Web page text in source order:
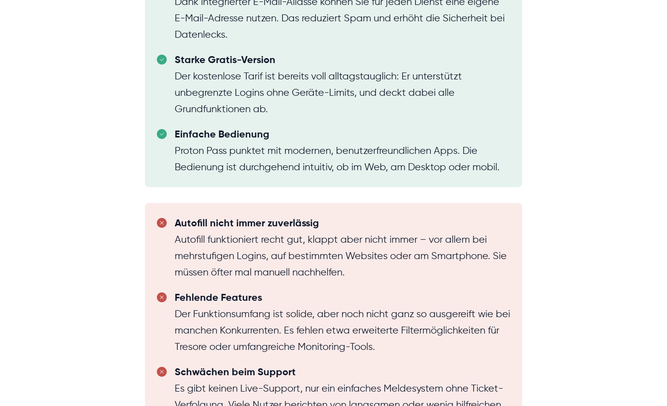
E-Mail-Adresse nutzen. Das reduziert Spam und erhöht die Sicherheit bei
Datenlecks.
Starke Gratis-Version
Der kostenlose Tarif ist bereits voll alltagstauglich: Er unterstützt
unbegrenzte Logins ohne Geräte-Limits, und deckt dabei alle
Grundfunktionen ab.
Einfache Bedienung
Proton Pass punktet mit modernen, benutzerfreundlichen Apps. Die
Bedienung ist durchgehend intuitiv, ob im Web, am Desktop oder mobil.
Autofill nicht immer zuverlässig
Autofill funktioniert recht gut, klappt aber nicht immer – vor allem bei
mehrstufigen Logins, auf bestimmten Websites oder am Smartphone. Sie
müssen öfter mal manuell nachhelfen.
Fehlende Features
Der Funktionsumfang ist solide, aber noch nicht ganz so ausgereift wie bei
manchen Konkurrenten. Es fehlen etwa erweiterte Filtermöglichkeiten für
Tresore oder umfangreiche Monitoring-Tools.
Schwächen beim Support
Es gibt keinen Live-Support, nur ein einfaches Meldesystem ohne Ticket-